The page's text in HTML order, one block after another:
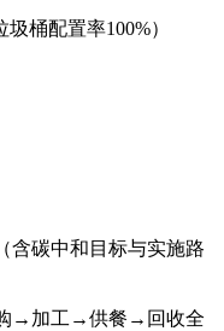
桶配置率100%）
碳中和目标与实施路
→加工→供餐→回收全